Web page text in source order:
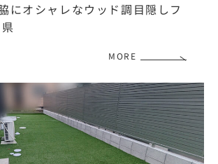
にオシャレなウッド調目隠しフ
MORE